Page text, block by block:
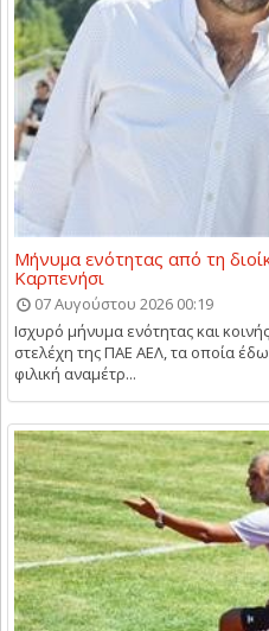
Μήνυμα ενότητας από τη
Καρπενήσι
07 Αυγούστου 2026 00:19
Ισχυρό μήνυμα ενότητας και
στελέχη της ΠΑΕ ΑΕΛ, τα οποία
φιλική αναμέτρ...